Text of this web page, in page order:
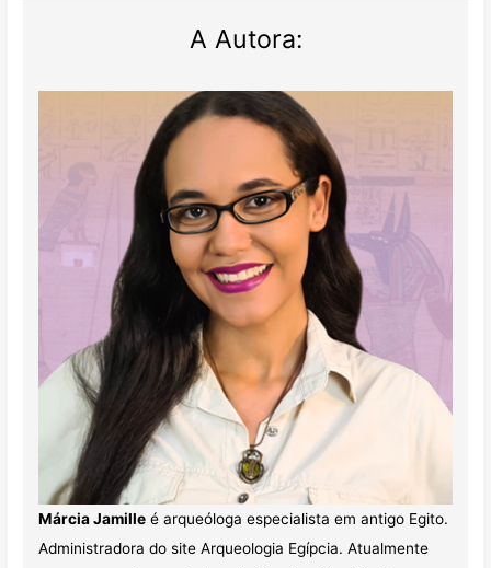
A Autora:
Márcia Jamilleé arqueóloga especialista em antigo Egito.
Administradora do site Arqueologia Egípcia. Atualmente